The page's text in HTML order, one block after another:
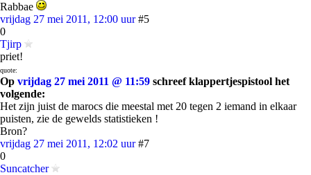
Rabbae
vrijdag 27 mei 2011, 12:00 uur #5
0
Tjirp
priet!
quote:
Op vrijdag 27 mei 2011 @ 11:59 schreef klappertjespistool het
volgende:
Het zijn juist de marocs die meestal met 20 tegen 2 iemand in elkaar
puisten, zie de gewelds statistieken !
Bron?
vrijdag 27 mei 2011, 12:02 uur #7
0
Suncatcher